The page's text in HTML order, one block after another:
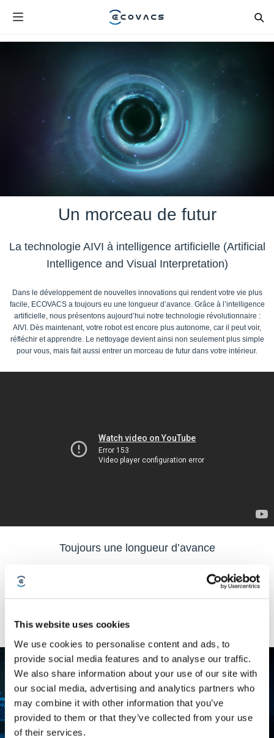
This website uses cookies
We use cookies to personalise content and ads, to
provide social media features and to analyse our traffic.
We also share information about your use of our site with
our social media, advertising and analytics partners who
may combine it with other information that you’ve
provided to them or that they’ve collected from your use
of their services.
Un morceau de futur
La technologie AIVI à intelligence artificielle (Artificial
Intelligence and Visual Interpretation)
Dans le développement de nouvelles innovations qui rendent votre vie plus
facile, ECOVACS a toujours eu une longueur d’avance. Grâce à l’intelligence
artificielle, nous présentons aujourd’hui notre technologie révolutionnaire :
AIVI. Dès maintenant, votre robot est encore plus autonome, car il peut voir,
réfléchir et apprendre. Le nettoyage devient ainsi non seulement plus simple
pour vous, mais fait aussi entrer un morceau de futur dans votre intérieur.
Toujours une longueur d’avance
domestiques, ECOVACS franchit une avancée majeure. DEEBOT apprend
en reconnaissant et en analysant son environnement, et continue ainsi à
vous libérer des tâches ménagères chronophages.